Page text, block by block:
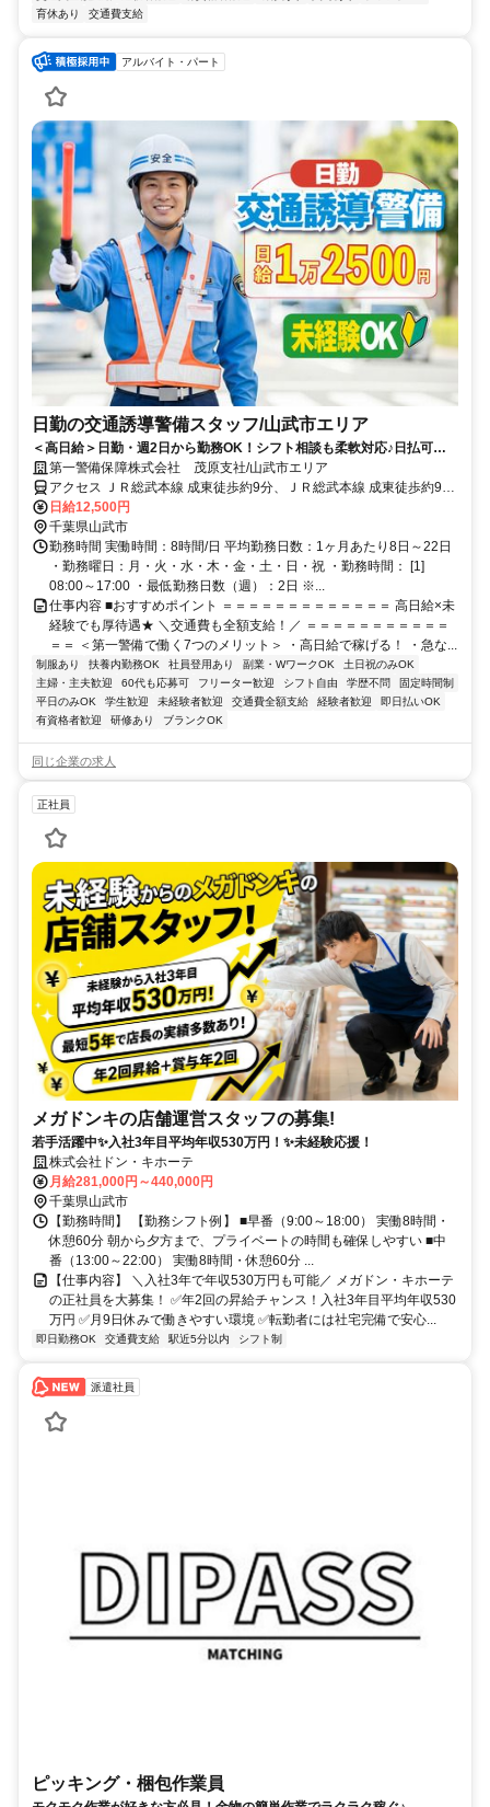
育休あり
交通費支給
アルバイト・パート
日勤の交通誘導警備スタッフ/山武市エリア
＜高日給＞日勤・週2日から勤務OK！シフト相談も柔軟対応♪日払可◎
未経験歓迎★
第一警備保障株式会社 茂原支社/山武市エリア
アクセス ＪＲ総武本線 成東徒歩約9分、ＪＲ総武本線 成東徒歩約9
分、ＪＲ東金線/ＪＲ外房線 求名出入口2徒歩約42分 直行直帰OK＊交
通費全額支給＊
日給12,500円
千葉県山武市
勤務時間 実働時間：8時間/日 平均勤務日数：1ヶ月あたり8日～22日
・勤務曜日：月・火・水・木・金・土・日・祝 ・勤務時間： [1]
08:00～17:00 ・最低勤務日数（週）：2日 ※...
仕事内容 ■おすすめポイント ＝＝＝＝＝＝＝＝＝＝＝＝＝ 高日給×未
経験でも厚待遇★ ＼交通費も全額支給！／ ＝＝＝＝＝＝＝＝＝＝＝
＝＝ ＜第一警備で働く7つのメリット＞ ・高日給で稼げる！ ・急な...
制服あり 扶養内勤務OK 社員登用あり 副業・WワークOK
土日祝のみOK
主婦・主夫歓迎
60代も応募可 フリーター歓迎 シフト自由 学歴不問
固定時間制
平日のみOK
学生歓迎 未経験者歓迎 交通費全額支給 経験者歓迎
即日払いOK
有資格者歓迎
研修あり ブランクOK
同じ企業の求人
正社員
メガドンキの店舗運営スタッフの募集!
若手活躍中✨入社3年目平均年収530万円！✨未経験応援！
株式会社ドン・キホーテ
月給281,000円～440,000円
千葉県山武市
【勤務時間】 【勤務シフト例】 ■早番（9:00～18:00） 実働8時間・
休憩60分 朝から夕方まで、プライベートの時間も確保しやすい ■中
番（13:00～22:00） 実働8時間・休憩60分 ...
【仕事内容】 ＼入社3年で年収530万円も可能／ メガドン・キホーテ
の正社員を大募集！ ✅年2回の昇給チャンス！入社3年目平均年収530
万円 ✅月9日休みで働きやすい環境 ✅転勤者には社宅完備で安心...
即日勤務OK 交通費支給 駅近5分以内 シフト制
派遣社員
ピッキング・梱包作業員